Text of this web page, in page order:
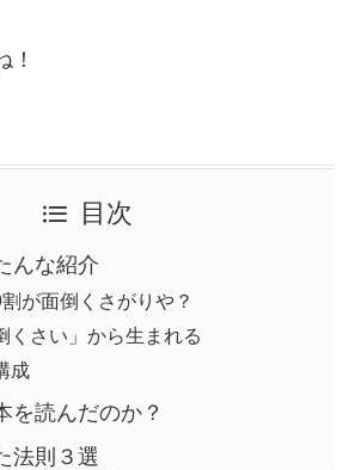
！
目次
んな紹介
割が面倒くさがりや？
くさい」から生まれる
成
を読んだのか？
法則３選